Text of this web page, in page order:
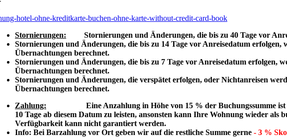
Stornierungen: Stornierungen und Änderungen, die bis zu 40 Tage vor
Stornierungen und Änderungen, die bis zu 14 Tage vor Anreisedatum erfolgen,
Übernachtungen berechnet.
Stornierungen und Änderungen, die bis zu 7 Tage vor Anreisedatum erfolgen,
Übernachtungen berechnet.
Stornierungen und Änderungen, die verspätet erfolgen, oder Nichtanreisen
Übernachtungen berechnet.
Zahlung: Eine Anzahlung in Höhe von 15 % der Buchungssumme ist
10 Tage ab diesem Datum zu leisten, ansonsten kann Ihre Wohnung wieder als
Verfügbarkeit kann nicht garantiert werden.
Info: Bei Barzahlung vor Ort geben wir auf die restliche Summe gerne - 3 %